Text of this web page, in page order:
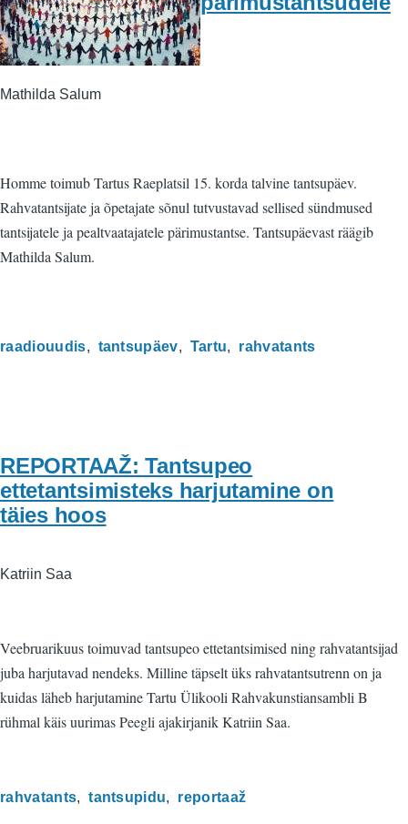
Mathilda Salum
Homme toimub Tartus Raeplatsil 15. korda talvine tantsupäev.
Rahvatantsijate ja õpetajate sõnul tutvustavad sellised sündmused
tantsijatele ja pealtvaatajatele pärimustantse. Tantsupäevast räägib
Mathilda Salum.
raadiouudis tantsupäev Tartu rahvatants
REPORTAAŽ: Tantsupeo
ettetantsimisteks harjutamine on
täies hoos
Katriin Saa
Veebruarikuus toimuvad tantsupeo ettetantsimised ning rahvatantsijad
juba harjutavad nendeks. Milline täpselt üks rahvatantsutrenn on ja
kuidas läheb harjutamine Tartu Ülikooli Rahvakunstiansambli B
rühmal käis uurimas Peegli ajakirjanik Katriin Saa.
rahvatants tantsupidu reportaaž